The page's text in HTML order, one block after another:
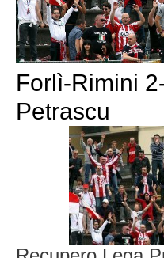
Forlì-Rimini
Petrascu